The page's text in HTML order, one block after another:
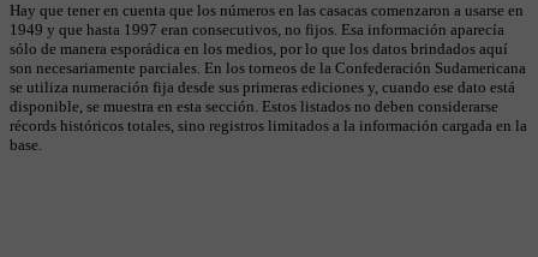
Hay que tener en cuenta que los números en las casacas comenzaron a usarse en
1949 y que hasta 1997 eran consecutivos, no fijos. Esa información aparecía
sólo de manera esporádica en los medios, por lo que los datos brindados aquí
son necesariamente parciales. En los torneos de la Confederación Sudamericana
se utiliza numeración fija desde sus primeras ediciones y, cuando ese dato está
disponible, se muestra en esta sección. Estos listados no deben considerarse
récords históricos totales, sino registros limitados a la información cargada en la
base.